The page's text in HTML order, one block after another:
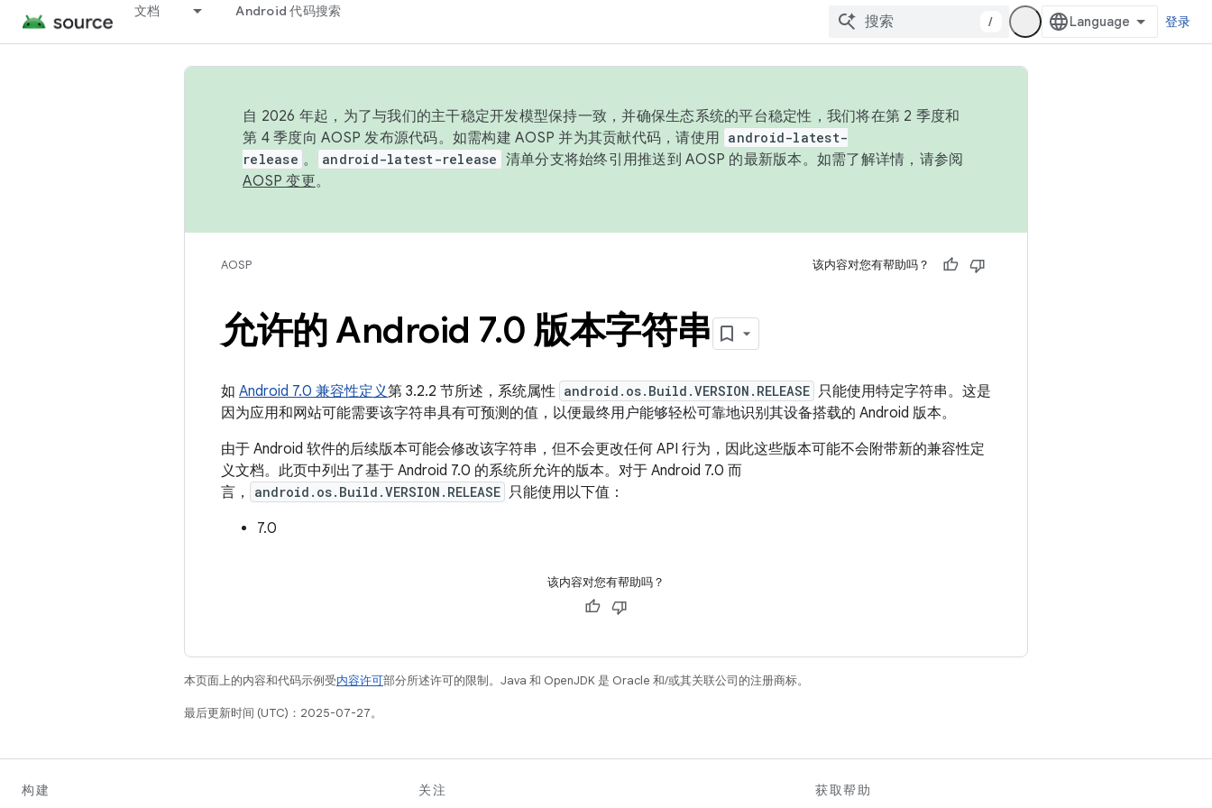
文档 Android 代码搜索
/ 登录
自 2026 年起，为了与我们的主干稳定开发模型保持一致，并确保生态系统的平台稳定性，我们将在第 2 季度和
第 4 季度向 AOSP 发布源代码。如需构建 AOSP 并为其贡献代码，请使用 android-latest-
release 。 android-latest-release 清单分支将始终引用推送到 AOSP 的最新版本。如需了解详情，请参阅
AOSP 变更。
AOSP 该内容对您有帮助吗？
允许的 Android 7.0 版本字符串
如 Android 7.0 兼容性定义第 3.2.2 节所述，系统属性 android.os.Build.VERSION.RELEASE 只能使用特定字符串。这是
因为应用和网站可能需要该字符串具有可预测的值，以便最终用户能够轻松可靠地识别其设备搭载的 Android 版本。
由于 Android 软件的后续版本可能会修改该字符串，但不会更改任何 API 行为，因此这些版本可能不会附带新的兼容性定
义文档。此页中列出了基于 Android 7.0 的系统所允许的版本。对于 Android 7.0 而
言，
android.os.Build.VERSION.RELEASE 只能使用以下值：
7.0
该内容对您有帮助吗？
本页面上的内容和代码示例受内容许可部分所述许可的限制。Java 和 OpenJDK 是 Oracle 和/或其关联公司的注册商标。
最后更新时间 (UTC)：2025-07-27。
构建 关注 获取帮助